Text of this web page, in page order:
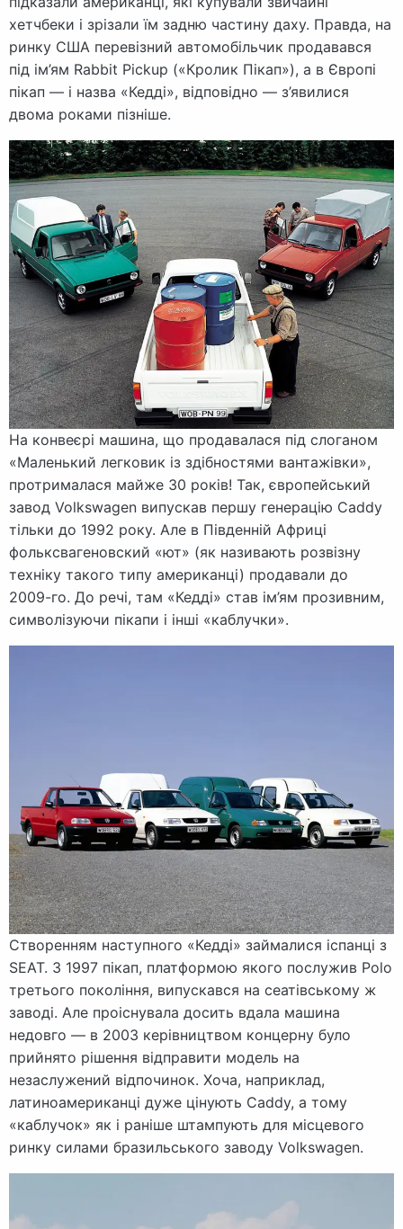
хетчбеки і зрізали їм задню частину даху. Правда, на
ринку США перевізний автомобільчик продавався
під ім’ям Rabbit Pickup («Кролик Пікап»), а в Європі
пікап — і назва «Кедді», відповідно — з’явилися
двома роками пізніше.
На конвеєрі машина, що продавалася під слоганом
«Маленький легковик із здібностями вантажівки»,
протрималася майже 30 років! Так, європейський
завод Volkswagen випускав першу генерацію Caddy
тільки до 1992 року. Але в Південній Африці
фольксвагеновский «ют» (як називають розвізну
техніку такого типу американці) продавали до
2009-го. До речі, там «Кедді» став ім’ям прозивним,
символізуючи пікапи і інші «каблучки».
Створенням наступного «Кедді» займалися іспанці з
SEAT. З 1997 пікап, платформою якого послужив Polo
третього покоління, випускався на сеатівському ж
заводі. Але проіснувала досить вдала машина
недовго — в 2003 керівництвом концерну було
прийнято рішення відправити модель на
незаслужений відпочинок. Хоча, наприклад,
латиноамериканці дуже цінують Caddy, а тому
«каблучок» як і раніше штампують для місцевого
ринку силами бразильського заводу Volkswagen.